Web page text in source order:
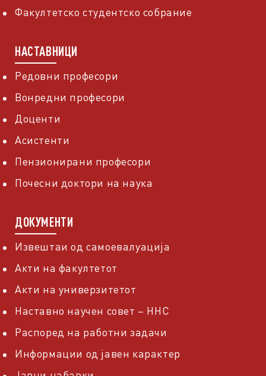
Факултетско студентско собрание
НАСТАВНИЦИ
Редовни професори
Вонредни професори
Доценти
Асистенти
Пензионирани професори
Почесни доктори на наука
ДОКУМЕНТИ
Извештаи од самоевалуација
Акти на факултетот
Акти на универзитетот
Наставно научен совет – ННС
Распоред на работни задачи
Информации од јавен карактер